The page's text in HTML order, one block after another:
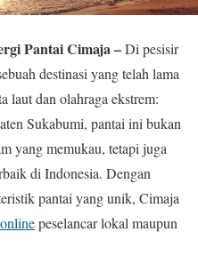
Pantai Cimaja –Di pesisir
destinasi yang telah lama
laut dan olahraga ekstrem:
Sukabumi, pantai ini bukan
yang memukau, tetapi juga
di Indonesia. Dengan
pantai yang unik, Cimaja
peselancar lokal maupun